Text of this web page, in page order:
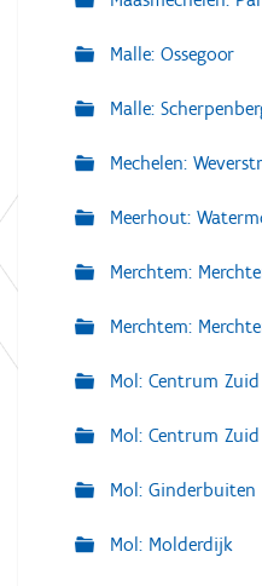
Malle: Ossegoor
Malle:
Mechelen:
Meerhout:
Merchtem:
Merchtem:
Mol: Centrum
Mol: Centrum
Mol:
Mol: Molderdijk